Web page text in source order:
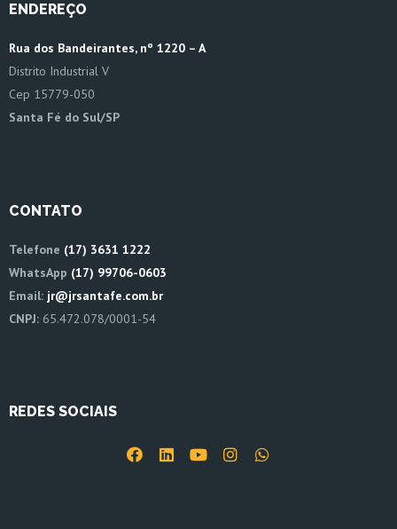
ENDEREÇO
Rua dos Bandeirantes, nº 1220 – A
Distrito Industrial V
Cep 15779-050
Santa Fé do Sul/SP
CONTATO
Telefone (17) 3631 1222
WhatsApp (17) 99706-0603
Email: jr@jrsantafe.com.br
CNPJ: 65.472.078/0001-54
REDES SOCIAIS